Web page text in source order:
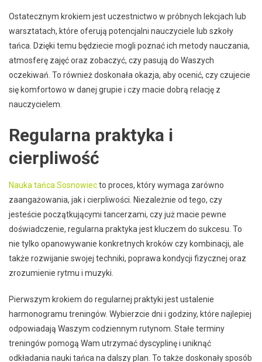
Ostatecznym krokiem jest uczestnictwo w próbnych lekcjach lub
warsztatach, które oferują potencjalni nauczyciele lub szkoły
tańca. Dzięki temu będziecie mogli poznać ich metody nauczania,
atmosferę zajęć oraz zobaczyć, czy pasują do Waszych
oczekiwań. To również doskonała okazja, aby ocenić, czy czujecie
się komfortowo w danej grupie i czy macie dobrą relację z
nauczycielem.
Regularna praktyka i
cierpliwość
Nauka tańca Sosnowiecto proces, który wymaga zarówno
zaangażowania, jak i cierpliwości. Niezależnie od tego, czy
jesteście początkującymi tancerzami, czy już macie pewne
doświadczenie, regularna praktyka jest kluczem do sukcesu. To
nie tylko opanowywanie konkretnych kroków czy kombinacji, ale
także rozwijanie swojej techniki, poprawa kondycji fizycznej oraz
zrozumienie rytmu i muzyki.
Pierwszym krokiem do regularnej praktyki jest ustalenie
harmonogramu treningów. Wybierzcie dni i godziny, które najlepiej
odpowiadają Waszym codziennym rutynom. Stałe terminy
treningów pomogą Wam utrzymać dyscyplinę i uniknąć
odkładania nauki tańca na dalszy plan. To także doskonały sposób